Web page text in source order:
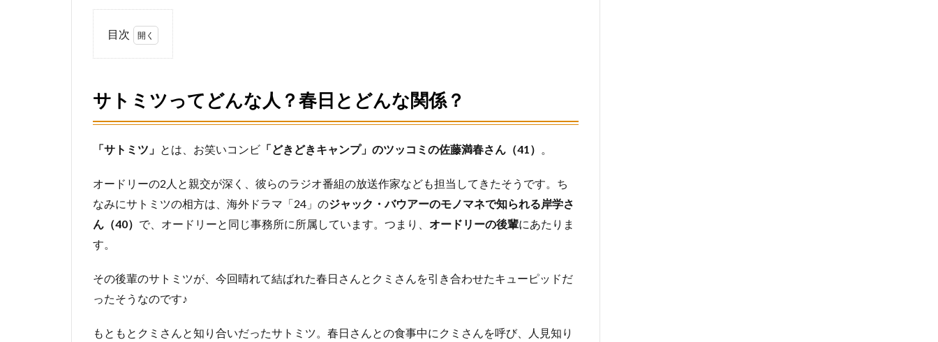
目次
って
な
人？
春日
んな
関
って
る
女
さ
サトミツってどんな人？春日とどんな関係？
「サトミツ」 とは、お笑いコンビ 「どきどきキャンプ」のツッコミの佐藤満春さん（41） 。
オードリーの2人と親交が深く、彼らのラジオ番組の放送作家なども担当してきたそうです。ち
なみにサトミツの相方は、海外ドラマ「24」のジャック・バウアーのモノマネで知られる岸学さ
ん（40） で、オードリーと同じ事務所に所属しています。つまり、 オードリーの後輩にあたりま
す。
その後輩のサトミツが、今回晴れて結ばれた春日さんとクミさんを引き合わせたキューピッドだ
ったそうなのです♪
もともとクミさんと知り合いだったサトミツ。春日さんとの食事中にクミさんを呼び、人見知り